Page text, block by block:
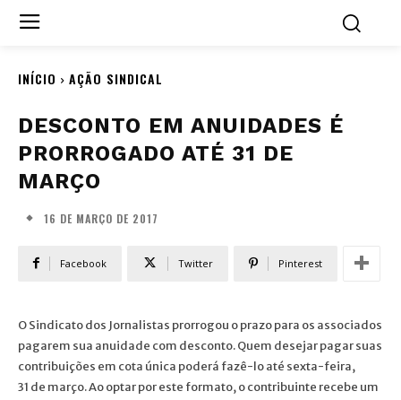
INÍCIO AÇÃO SINDICAL
DESCONTO EM ANUIDADES É
PRORROGADO ATÉ 31 DE
MARÇO
16 DE MARÇO DE 2017
Facebook Twitter Pinterest
O Sindicato dos Jornalistas prorrogou o prazo para os associados
pagarem sua anuidade com desconto. Quem desejar pagar suas
contribuições em cota única poderá fazê-lo até sexta-feira,
31 de março. Ao optar por este formato, o contribuinte recebe um